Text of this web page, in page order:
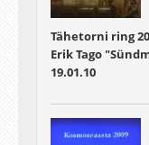
Tähetorni ring
Erik Tago
19.01.10